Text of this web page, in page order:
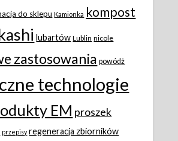
do sklepu Kamionka kompost
lubartów Lublin nicole
zastosowania powódż
technologie
EM proszek
przepisy regeneracja zbiorników